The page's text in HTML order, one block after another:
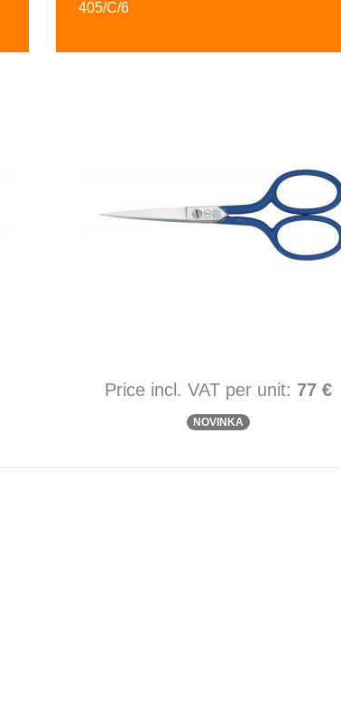
405/C/6
Price incl. VAT per unit: 77 €
NOVINKA